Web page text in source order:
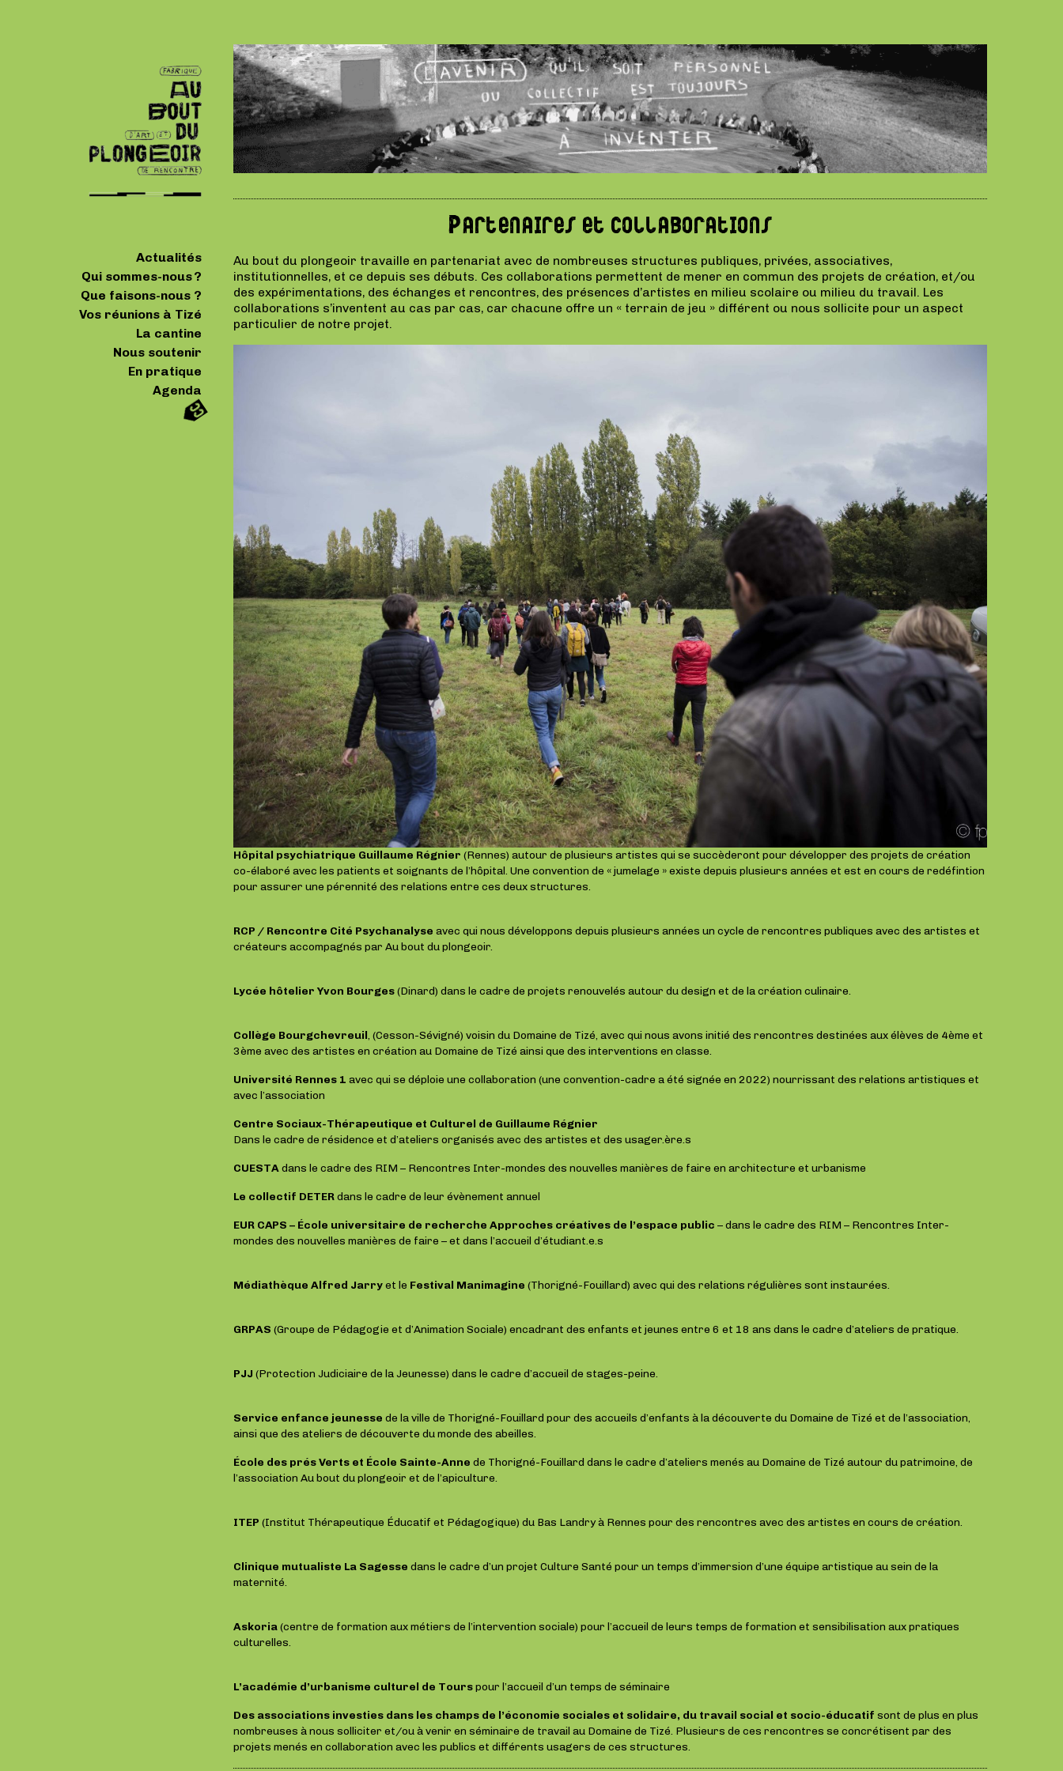
Actualités
Qui sommes-nous ?
Que faisons-nous ?
Vos réunions à Tizé
La cantine
Nous soutenir
En pratique
Agenda
Partenaires et collaborations
Au bout du plongeoir travaille en partenariat avec de nombreuses structures publiques, privées, associatives,
institutionnelles, et ce depuis ses débuts. Ces collaborations permettent de mener en commun des projets de création, et/ou
des expérimentations, des échanges et rencontres, des présences d’artistes en milieu scolaire ou milieu du travail. Les
collaborations s’inventent au cas par cas, car chacune offre un « terrain de jeu » différent ou nous sollicite pour un aspect
particulier de notre projet.
Hôpital psychiatrique Guillaume Régnier (Rennes) autour de plusieurs artistes qui se succèderont pour développer des projets de création
co-élaboré avec les patients et soignants de l’hôpital. Une convention de « jumelage » existe depuis plusieurs années et est en cours de redéfintion
pour assurer une pérennité des relations entre ces deux structures.
RCP / Rencontre Cité Psychanalyse avec qui nous développons depuis plusieurs années un cycle de rencontres publiques avec des artistes et
créateurs accompagnés par Au bout du plongeoir.
Lycée hôtelier Yvon Bourges(Dinard) dans le cadre de projets renouvelés autour du design et de la création culinaire.
Collège Bourgchevreuil, (Cesson-Sévigné) voisin du Domaine de Tizé, avec qui nous avons initié des rencontres destinées aux élèves de 4ème et
3ème avec des artistes en création au Domaine de Tizé ainsi que des interventions en classe.
Université Rennes 1 avec qui se déploie une collaboration (une convention-cadre a été signée en 2022) nourrissant des relations artistiques et
avec l’association
Centre Sociaux-Thérapeutique et Culturel de Guillaume Régnier
Dans le cadre de résidence et d’ateliers organisés avec des artistes et des usager.ère.s
CUESTAdans le cadre des RIM – Rencontres Inter-mondes des nouvelles manières de faire en architecture et urbanisme
Le collectif DETERdans le cadre de leur évènement annuel
EUR CAPS – École universitaire de recherche Approches créatives de l’espace public – dans le cadre des RIM – Rencontres Inter-
mondes des nouvelles manières de faire – et dans l’accueil d’étudiant.e.s
Médiathèque Alfred Jarryet le Festival Manimagine (Thorigné-Fouillard) avec qui des relations régulières sont instaurées.
GRPAS (Groupe de Pédagogie et d’Animation Sociale) encadrant des enfants et jeunes entre 6 et 18 ans dans le cadre d’ateliers de pratique.
PJJ (Protection Judiciaire de la Jeunesse) dans le cadre d’accueil de stages-peine.
Service enfance jeunesse de la ville de Thorigné-Fouillard pour des accueils d’enfants à la découverte du Domaine de Tizé et de l’association,
ainsi que des ateliers de découverte du monde des abeilles.
École des prés Verts et École Sainte-Anne de Thorigné-Fouillard dans le cadre d’ateliers menés au Domaine de Tizé autour du patrimoine, de
l’association Au bout du plongeoir et de l’apiculture.
ITEP (Institut Thérapeutique Éducatif et Pédagogique) du Bas Landry à Rennes pour des rencontres avec des artistes en cours de création.
Clinique mutualiste La Sagesse dans le cadre d’un projet Culture Santé pour un temps d’immersion d’une équipe artistique au sein de la
maternité.
Askoria(centre de formation aux métiers de l’intervention sociale) pour l’accueil de leurs temps de formation et sensibilisation aux pratiques
culturelles.
L’académie d’urbanisme culturel de Tourspour l’accueil d’un temps de séminaire
Des associations investies dans les champs de l’économie sociales et solidaire, du travail social et socio-éducatif sont de plus en plus
nombreuses à nous solliciter et/ou à venir en séminaire de travail au Domaine de Tizé. Plusieurs de ces rencontres se concrétisent par des
projets menés en collaboration avec les publics et différents usagers de ces structures.